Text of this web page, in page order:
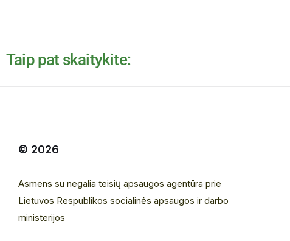
Taip pat skaitykite:
© 2026
Asmens su negalia teisių apsaugos agentūra prie
Lietuvos Respublikos socialinės apsaugos ir darbo
ministerijos